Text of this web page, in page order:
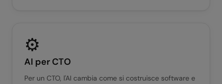
⚙️
AI per CTO
Per un CTO, l'AI cambia come si costruisce software e